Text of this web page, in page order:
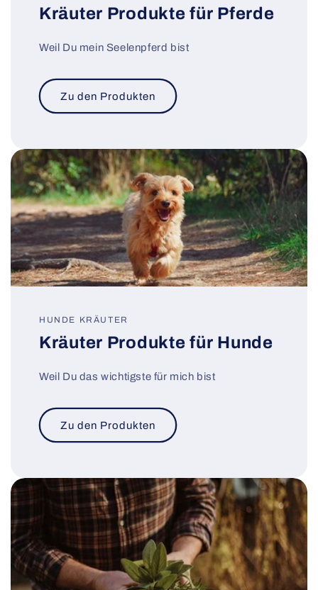
Kräuter Produkte für Pferde
Weil Du mein Seelenpferd bist
Zu den Produkten
HUNDE KRÄUTER
Kräuter Produkte für Hunde
Weil Du das wichtigste für mich bist
Zu den Produkten